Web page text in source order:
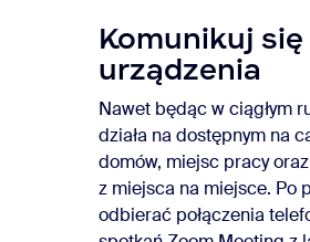
Komunikuj
urządzenia
Nawet będąc w ciągłym
działa na dostępnym na
domów, miejsc pracy
z miejsca na miejsce. Po
odbierać połączenia